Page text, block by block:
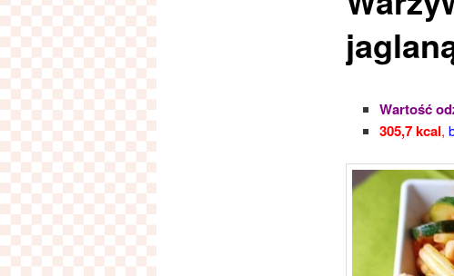
Wartość
305,7 kcal,